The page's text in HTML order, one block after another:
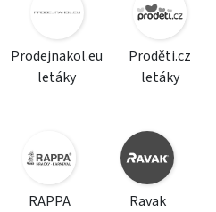
Prodejnakol.eu
letáky
Proděti.cz
letáky
RAPPA
Ravak